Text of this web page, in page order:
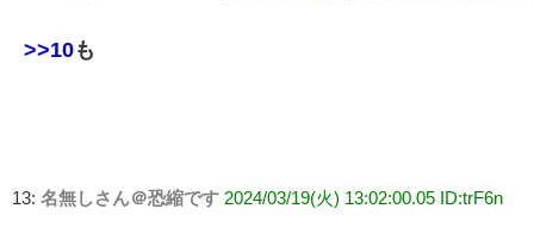
>>10も
13: 名無しさん＠恐縮です 2024/03/19(火) 13:02:00.05 ID:trF6n